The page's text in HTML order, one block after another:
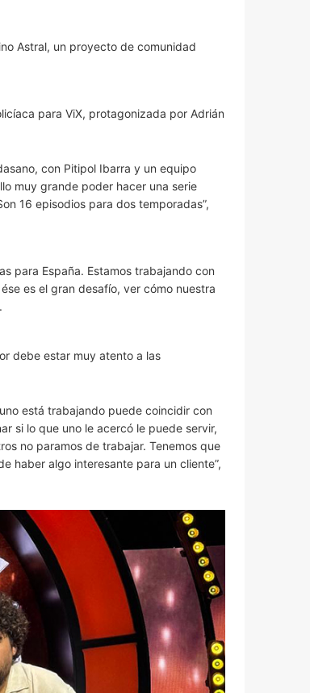
Astral, un proyecto de comunidad
para ViX, protagonizada por Adrián
con Pitipol Ibarra y un equipo
muy grande poder hacer una serie
16 episodios para dos temporadas”,
para España. Estamos trabajando con
es el gran desafío, ver cómo nuestra
debe estar muy atento a las
está trabajando puede coincidir con
si lo que uno le acercó le puede servir,
no paramos de trabajar. Tenemos que
haber algo interesante para un cliente”,